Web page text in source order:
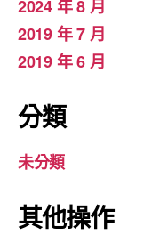
2024 年 8 月
2019 年 7 月
2019 年 6 月
分類
未分類
其他操作